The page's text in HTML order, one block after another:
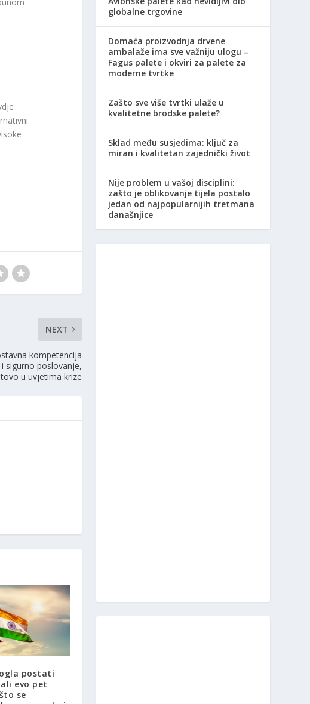
NEXT
kompetencija
sigurno poslovanje,
u uvjetima krize
postati
evo pet
se
globalne trgovine
Domaća proizvodnja drvene
ambalaže ima sve važniju ulogu –
Fagus palete i okviri za palete za
moderne tvrtke
Zašto sve više tvrtki ulaže u
kvalitetne brodske palete?
Sklad među susjedima: ključ za
miran i kvalitetan zajednički život
Nije problem u vašoj disciplini:
zašto je oblikovanje tijela postalo
jedan od najpopularnijih tretmana
današnjice